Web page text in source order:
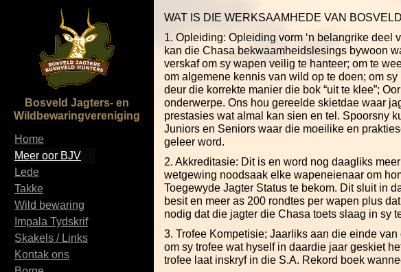
Bosveld Jagters- en
Wildbewaringvereniging
Home
Meer oor BJV
Lede
Takke
Wild bewaring
Impala Tydskrif
Skakels / Links
Kontak ons
WAT IS DIE WERKSAAMHEDE VAN
1. Opleiding: Opleiding vorm ‘n belangrike deel
kan die Chasa bekwaamheidslesings bywoon
verskaf om sy wapen veilig te hanteer; om te
om algemene kennis van wild op te doen; om
deur die korrekte manier die bok “uit te klee”;
onderwerpe. Ons hou gereelde skietdae waar
prestasies wat almal kan sien en tel. Spoorsny
Juniors en Seniors waar die moeilike en
geleer word.
2. Akkreditasie: Dit is en word nog daagliks
wetgewing noodsaak elke wapeneienaar om
Toegewyde Jagter Status te bekom. Dit sluit in
besit en meer as 200 rondtes per wapen plus
nodig dat die jagter die Chasa toets slaag in sy
3. Trofee Kompetisie; Jaarliks aan die einde
om sy trofee wat hyself in daardie jaar geskiet
trofee laat inskryf in die S.A. Rekord boek